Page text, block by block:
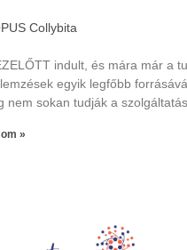
Collybita
indult, és mára már a
egyik legfőbb
nem sokan tudják a
»